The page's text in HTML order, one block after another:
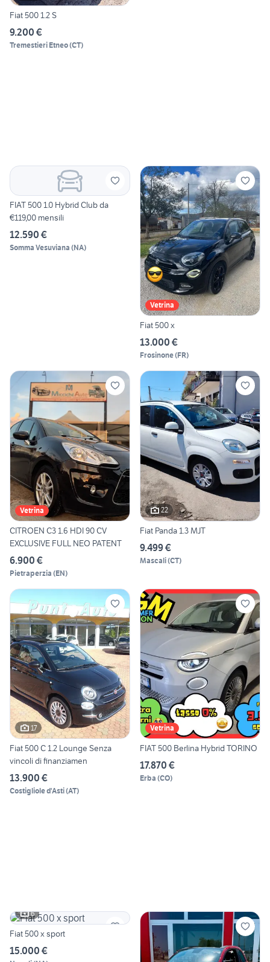
Fiat 500 1.2 S
9.200 €
Tremestieri Etneo(CT)
FIAT 500 1.0 Hybrid Club da
€119,00 mensili
12.590 €
Somma Vesuviana (NA)
Vetrina
Fiat 500 x
13.000 €
Frosinone(FR)
Vetrina
CITROEN C3 1.6 HDI 90 CV
EXCLUSIVE FULL NEO PATENT
6.900 €
Pietraperzia (EN)
22
Fiat Panda 1.3 MJT
9.499 €
Mascali(CT)
17
Fiat 500 C 1.2 Lounge Senza
vincoli di finanziamen
13.900 €
Costigliole d'Asti(AT)
Vetrina
FIAT 500 Berlina Hybrid TORINO
17.870 €
Erba (CO)
6
Fiat 500 x sport
15.000 €